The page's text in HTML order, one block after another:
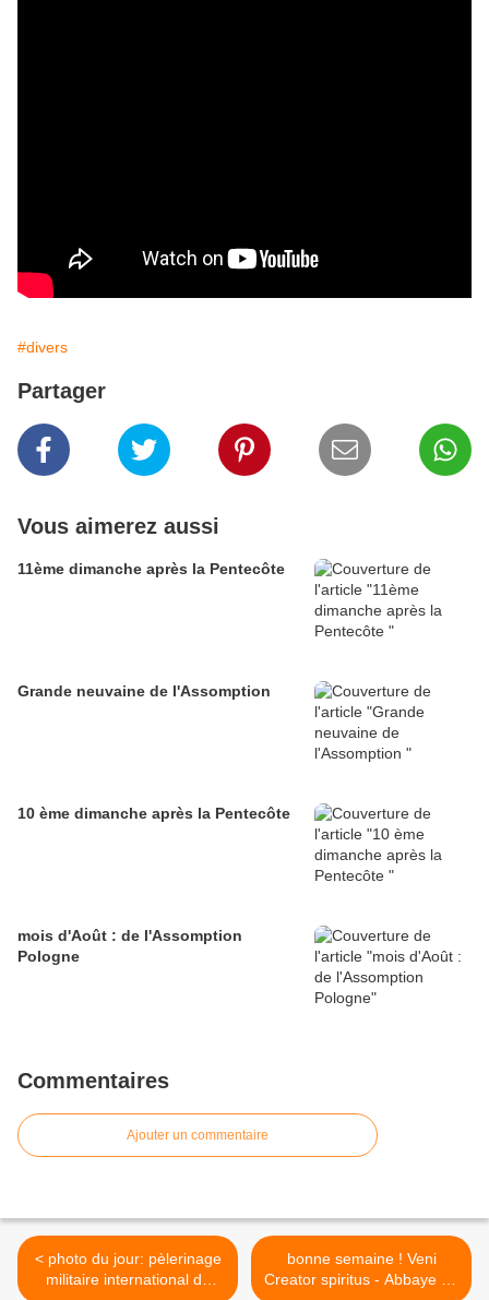
#divers
Partager
Vous aimerez aussi
11ème dimanche après la Pentecôte
Grande neuvaine de l'Assomption
10 ème dimanche après la Pentecôte
mois d'Août : de l'Assomption
Pologne
Commentaires
Ajouter un commentaire
< photo du jour: pèlerinage
militaire international de
bonne semaine ! Veni
Creator spiritus - Abbaye de